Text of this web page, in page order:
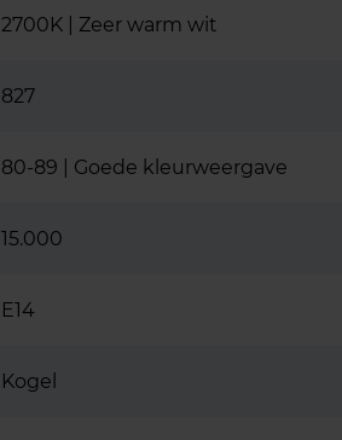
2700K | Zeer warm wit
827
80-89 | Goede kleurweergave
15.000
E14
Kogel